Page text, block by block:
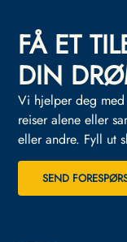
FÅ ET
DIN
Vi hjelper deg
reiser alene eller
eller andre. Fyll ut
SEND